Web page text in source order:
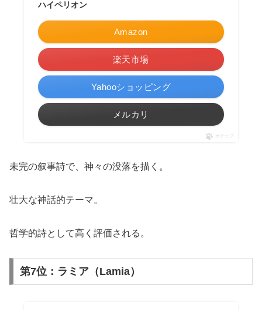
ハイペリオン
Amazon
楽天市場
Yahooショッピング
メルカリ
ポチップ
未完の叙事詩で、神々の没落を描く。
壮大な神話的テーマ。
哲学的詩として高く評価される。
第7位：ラミア（Lamia）